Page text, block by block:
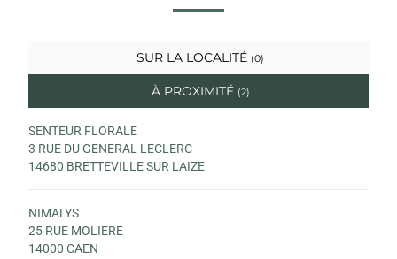
SUR LA LOCALITÉ (0)
À PROXIMITÉ (2)
SENTEUR FLORALE
3 RUE DU GENERAL LECLERC
14680 BRETTEVILLE SUR LAIZE
NIMALYS
25 RUE MOLIERE
14000 CAEN